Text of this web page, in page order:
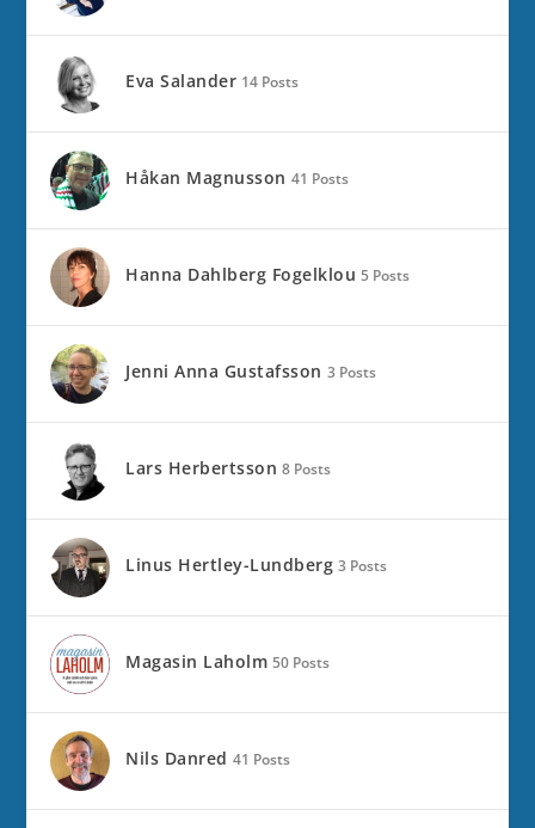
Eva Salander 14 Posts
Håkan Magnusson 41 Posts
Hanna Dahlberg Fogelklou 5 Posts
Jenni Anna Gustafsson 3 Posts
Lars Herbertsson 8 Posts
Linus Hertley-Lundberg 3 Posts
Magasin Laholm 50 Posts
Nils Danred 41 Posts